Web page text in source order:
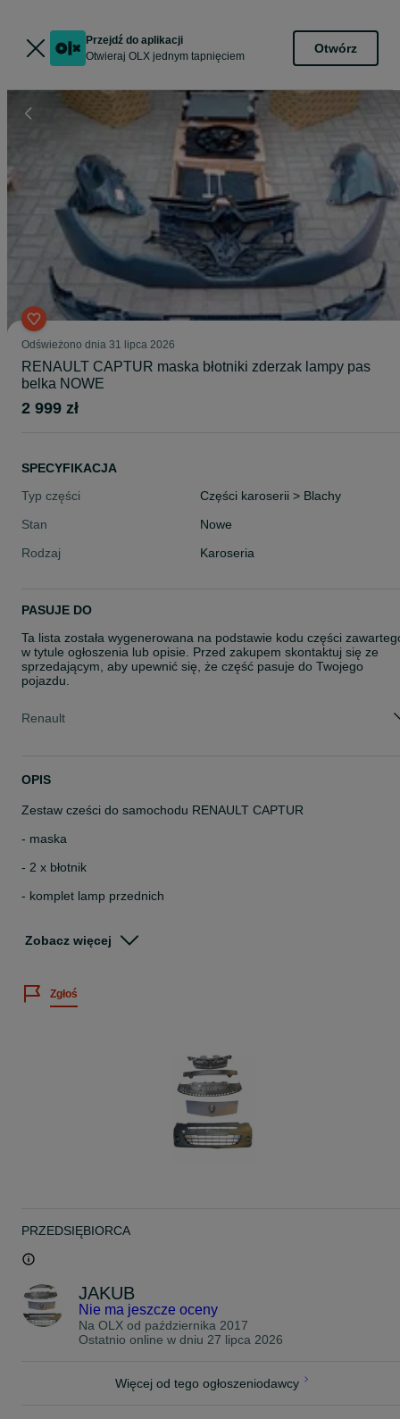
Przejdź do aplikacji
Otwieraj OLX jednym tapnięciem
Otwórz
Odświeżono dnia 31 lipca 2026
RENAULT CAPTUR maska błotniki zderzak lampy pas
belka NOWE
2 999 zł
SPECYFIKACJA
Typ części
Części karoserii > Blachy
Stan
Nowe
Rodzaj
Karoseria
PASUJE DO
Ta lista została wygenerowana na podstawie kodu części
w tytule ogłoszenia lub opisie. Przed zakupem skontaktuj się ze
sprzedającym, aby upewnić się, że część pasuje do Twojego
pojazdu.
Renault
OPIS
Zestaw cześci do samochodu RENAULT CAPTUR
- maska
- 2 x błotnik
- komplet lamp przednich
MOŻLIWOŚĆ SKOMPLETOWANIA PRZODU
Zobacz więcej
Zgłoś
PRZEDSIĘBIORCA
JAKUB
Nie ma jeszcze oceny
Na OLX od października 2017
Ostatnio online w dniu 27 lipca 2026
Więcej od tego ogłoszeniodawcy